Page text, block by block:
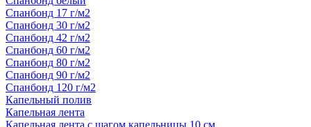
Спанбонд 17 г/м2
Спанбонд 30 г/м2
Спанбонд 42 г/м2
Спанбонд 60 г/м2
Спанбонд 80 г/м2
Спанбонд 90 г/м2
Спанбонд 120 г/м2
Капельный полив
Капельная лента
Капельная лента с шагом капельницы 10 см